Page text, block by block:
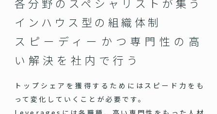
インハウス型の組織体制
スピーディーかつ専門性の高
い 解決を社内で行う
トップシェアを獲得するためにはスピード力をも
って変化していくことが必要です。